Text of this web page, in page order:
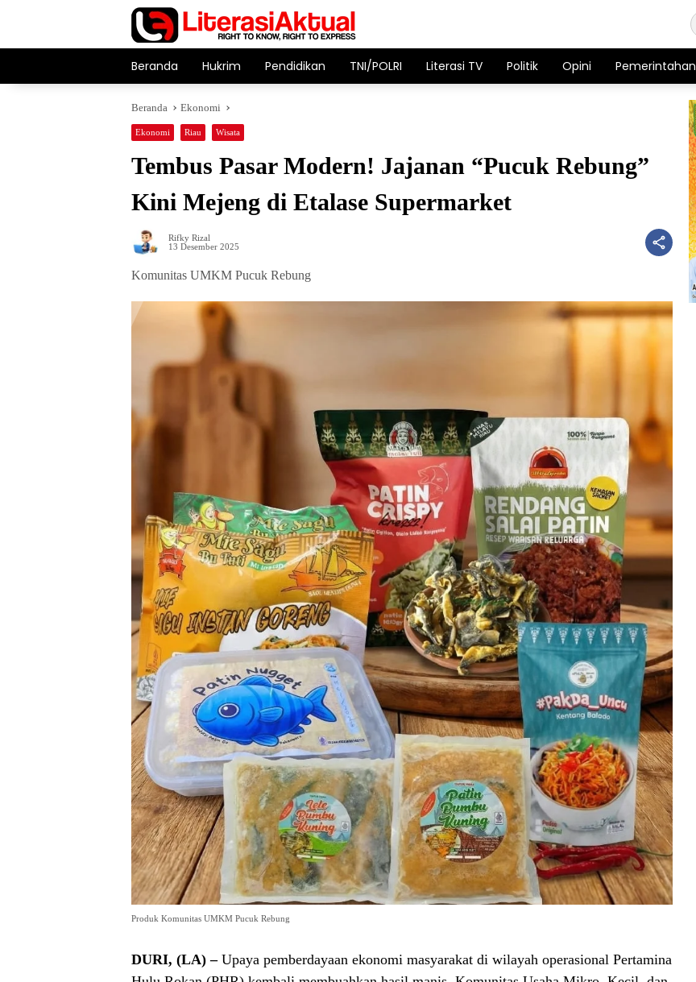
Beranda Hukrim Pendidikan TNI/POLRI Literasi TV Politik Opini Pemerintahan
Beranda Ekonomi
Ekonomi Riau Wisata
Tembus Pasar Modern! Jajanan “Pucuk Rebung”
Kini Mejeng di Etalase Supermarket
Rifky Rizal
13 Desember 2025
Komunitas UMKM Pucuk Rebung
Produk Komunitas UMKM Pucuk Rebung
DURI, (LA) –Upaya pemberdayaan ekonomi masyarakat di wilayah operasional Pertamina